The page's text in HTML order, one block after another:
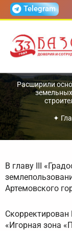
ПерейтиTelegram
Расширили
✦
В главу III
Артемовского
Скорректирован
«Игорная зона